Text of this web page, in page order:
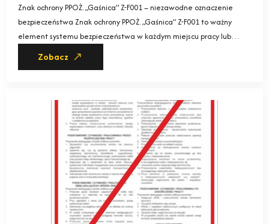
Znak ochrony PPOŻ. „Gaśnica” Z-F001 – niezawodne oznaczenie
bezpieczeństwa Znak ochrony PPOŻ. „Gaśnica” Z-F001 to ważny
element systemu bezpieczeństwa w każdym miejscu pracy lub…
Zobacz